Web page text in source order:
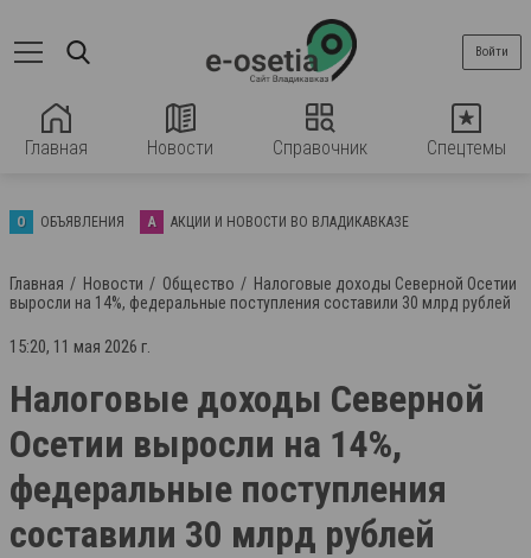
Главная Новости Справочник Спецтемы
Войти
О ОБЪЯВЛЕНИЯ А АКЦИИ И НОВОСТИ ВО ВЛАДИКАВКАЗЕ
Главная Новости Общество
Налоговые доходы Северной Осетии
выросли на 14%, федеральные поступления составили 30 млрд рублей
15:20, 11 мая 2026 г.
Налоговые доходы Северной
Осетии выросли на 14%,
федеральные поступления
составили 30 млрд рублей